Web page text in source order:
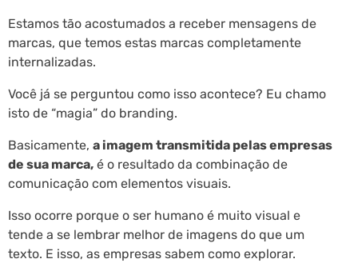
Estamos tão acostumados a receber mensagens de
marcas, que temos estas marcas completamente
internalizadas.
Você já se perguntou como isso acontece? Eu chamo
isto de “magia” do branding.
Basicamente, a imagem transmitida pelas empresas
de sua marca, é o resultado da combinação de
comunicação com elementos visuais.
Isso ocorre porque o ser humano é muito visual e
tende a se lembrar melhor de imagens do que um
texto. E isso, as empresas sabem como explorar.